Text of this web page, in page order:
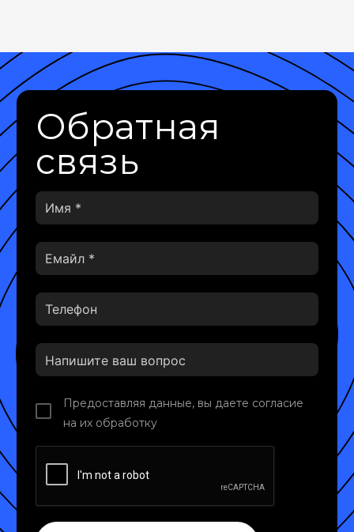
Обратная
связь
Предоставляя данные, вы даете согласие
на их обработку